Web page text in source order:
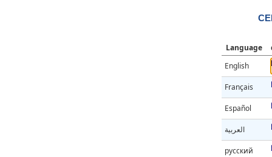
Language
English
Français
Español
العربية
русский